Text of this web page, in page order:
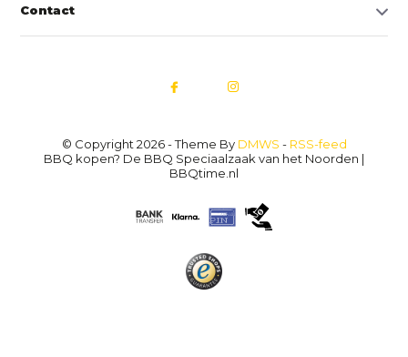
Contact
© Copyright 2026 - Theme By DMWS - RSS-feed
BBQ kopen? De BBQ Speciaalzaak van het Noorden |
BBQtime.nl